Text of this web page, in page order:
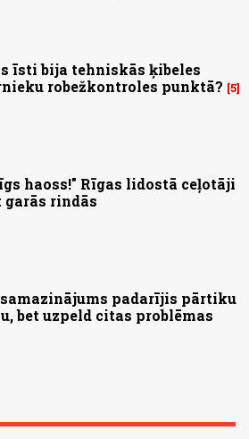
īsti bija tehniskās ķibeles
robežkontroles punktā? 5
haoss!" Rīgas lidostā ceļotāji
rindās
padarījis pārtiku
bet uzpeld citas problēmas